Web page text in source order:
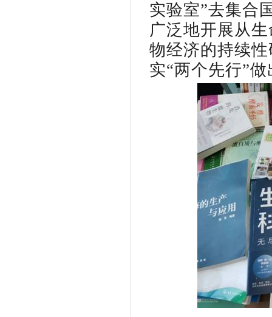
实验室”去集合
广泛地开展从
物经济的持续
实“两个先行”